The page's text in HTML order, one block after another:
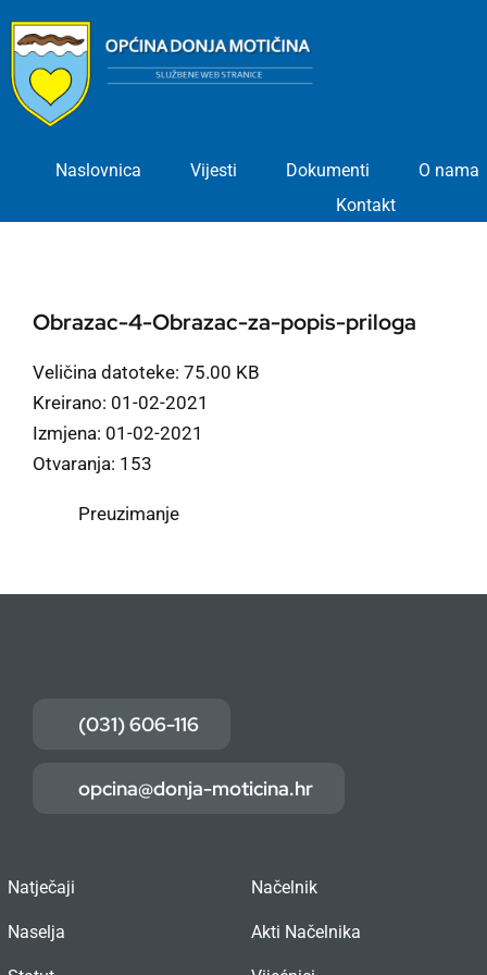
content
Naslovnica Vijesti Dokumenti
O nama
Kontakt
Obrazac-4-Obrazac-za-popis-priloga
Veličina datoteke: 75.00 KB
Kreirano: 01-02-2021
Izmjena: 01-02-2021
Otvaranja: 153
Preuzimanje
(031) 606-116
opcina@donja-moticina.hr
Natječaji
Naselja
Načelnik
Akti Načelnika